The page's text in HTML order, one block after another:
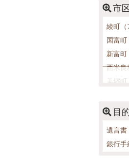
市
綾町（
国富町
新富町
西米
美郷町
目
遺言書
銀行手